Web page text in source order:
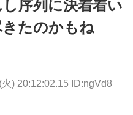
序列に決着着い
たのかもね
) 20:12:02.15 ID:ngVd8